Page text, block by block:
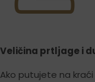
Veličina prtljage i
Ako putujete na